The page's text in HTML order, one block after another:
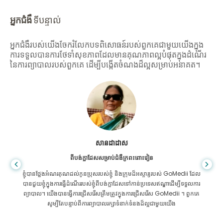
អ្នកជំងឺទីបន្ទាល់
អ្នកជំងឺរបស់យើងចែករំលែកបទពិសោធន៍របស់ពួកគេជាមួយយើងក្នុង
ការទទួលបានការថែទាំសុខភាពដែលមានគុណភាពល្អបំផុតក្នុងដំណើរ
នៃការព្យាបាលរបស់ពួកគេ ដើម្បីបង្កើតចំណងដ៏ល្អសម្រាប់អនាគត។
សានដាដាស
ពីបង់ក្លាដែសសម្រាប់ជំងឺក្រពះពោះវៀន
ខ្ញុំបានថ្លែងអំណរគុណដល់កូនប្រុសរបស់ខ្ញុំ និងក្រុមដ៏អស្ចារ្យរបស់ GoMedii ដែល
បានជួយខ្ញុំក្នុងការធ្វើដំណើររបស់ខ្ញុំពីបង់ក្លាដែសទៅកាន់ប្រទេសឥណ្ឌាដើម្បីទទួលការ
ព្យាបាល។ យើងបានធ្វើការជ្រើសរើសត្រឹមត្រូវក្នុងការជ្រើសរើស GoMedii ។ ពួកគេ
សូម្បីតែបន្ទាប់ពីការព្យាបាលរក្សាទំនាក់ទំនងដ៏ល្អជាមួយយើង